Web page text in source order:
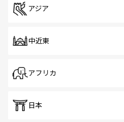
アジア
中近東
アフリカ
日本